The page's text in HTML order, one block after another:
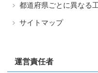
都道府県ごとに異なる
サイトマップ
運営責任者